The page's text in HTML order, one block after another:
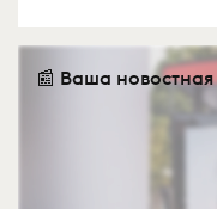
📰 Ваша